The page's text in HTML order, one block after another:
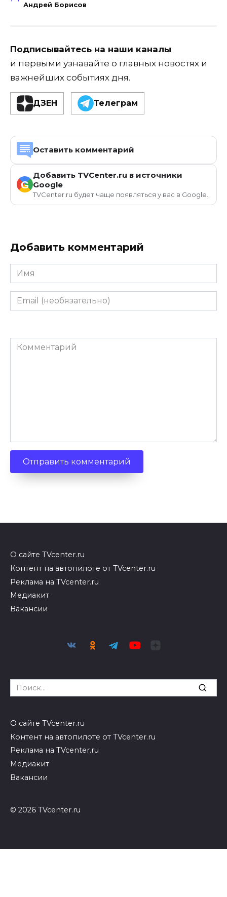
Андрей Борисов
Подписывайтесь на наши каналы
и первыми узнавайте о главных новостях и
важнейших событиях дня.
ДЗЕН Телеграм
Оставить комментарий
G
Добавить TVCenter.ru в источники
Google
TVCenter.ru будет чаще появляться у вас в Google.
Добавить комментарий
Имя
Email
(необязательно)
Комментарий
О сайте TVcenter.ru
Контент на автопилоте от TVcenter.ru
Реклама на TVcenter.ru
Медиакит
Вакансии
Search
for:
О сайте TVcenter.ru
Контент на автопилоте от TVcenter.ru
Реклама на TVcenter.ru
Медиакит
Вакансии
© 2026 TVcenter.ru